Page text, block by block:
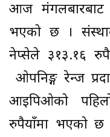
आज मंगलबारबाट
भएको छ ।
नेप्सेले ३१३.१६
ओपनिङ्ग रेन्ज
आईपिओको पहिलो
रुपैयाँमा भएको छ